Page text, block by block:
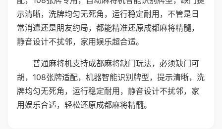
示清晰，洗牌均匀无死角，运行稳定耐用，不管是日
常消遣还是朋友约局，都能精准还原成都麻将精髓，
静音设计不扰邻，家用娱乐超合适。
普通麻将机支持成都麻将缺门玩法，必须缺门可
胡，108张牌适配，机器智能识别牌型，提示清晰，洗
牌均匀无死角，运行稳定耐用，静音设计不扰邻，家
用娱乐合适，轻松还原成都麻将精髓。